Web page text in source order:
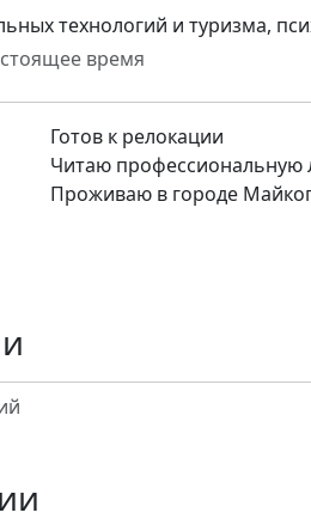
технологий и туризма,
время
Готов к релокации
Читаю профессиональную
Проживаю в городе